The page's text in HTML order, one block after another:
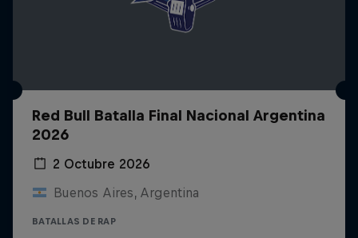
Red Bull Batalla Final Nacional Argentina
2026
2 Octubre 2026
Buenos Aires, Argentina
BATALLAS DE RAP